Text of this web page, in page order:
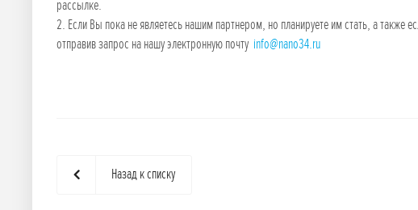
рассылке.
2. Если Вы пока не являетесь нашим партнером, но планируете им стать, а
отправив запрос на нашу электронную почту info@nano34.ru
Назад к списку